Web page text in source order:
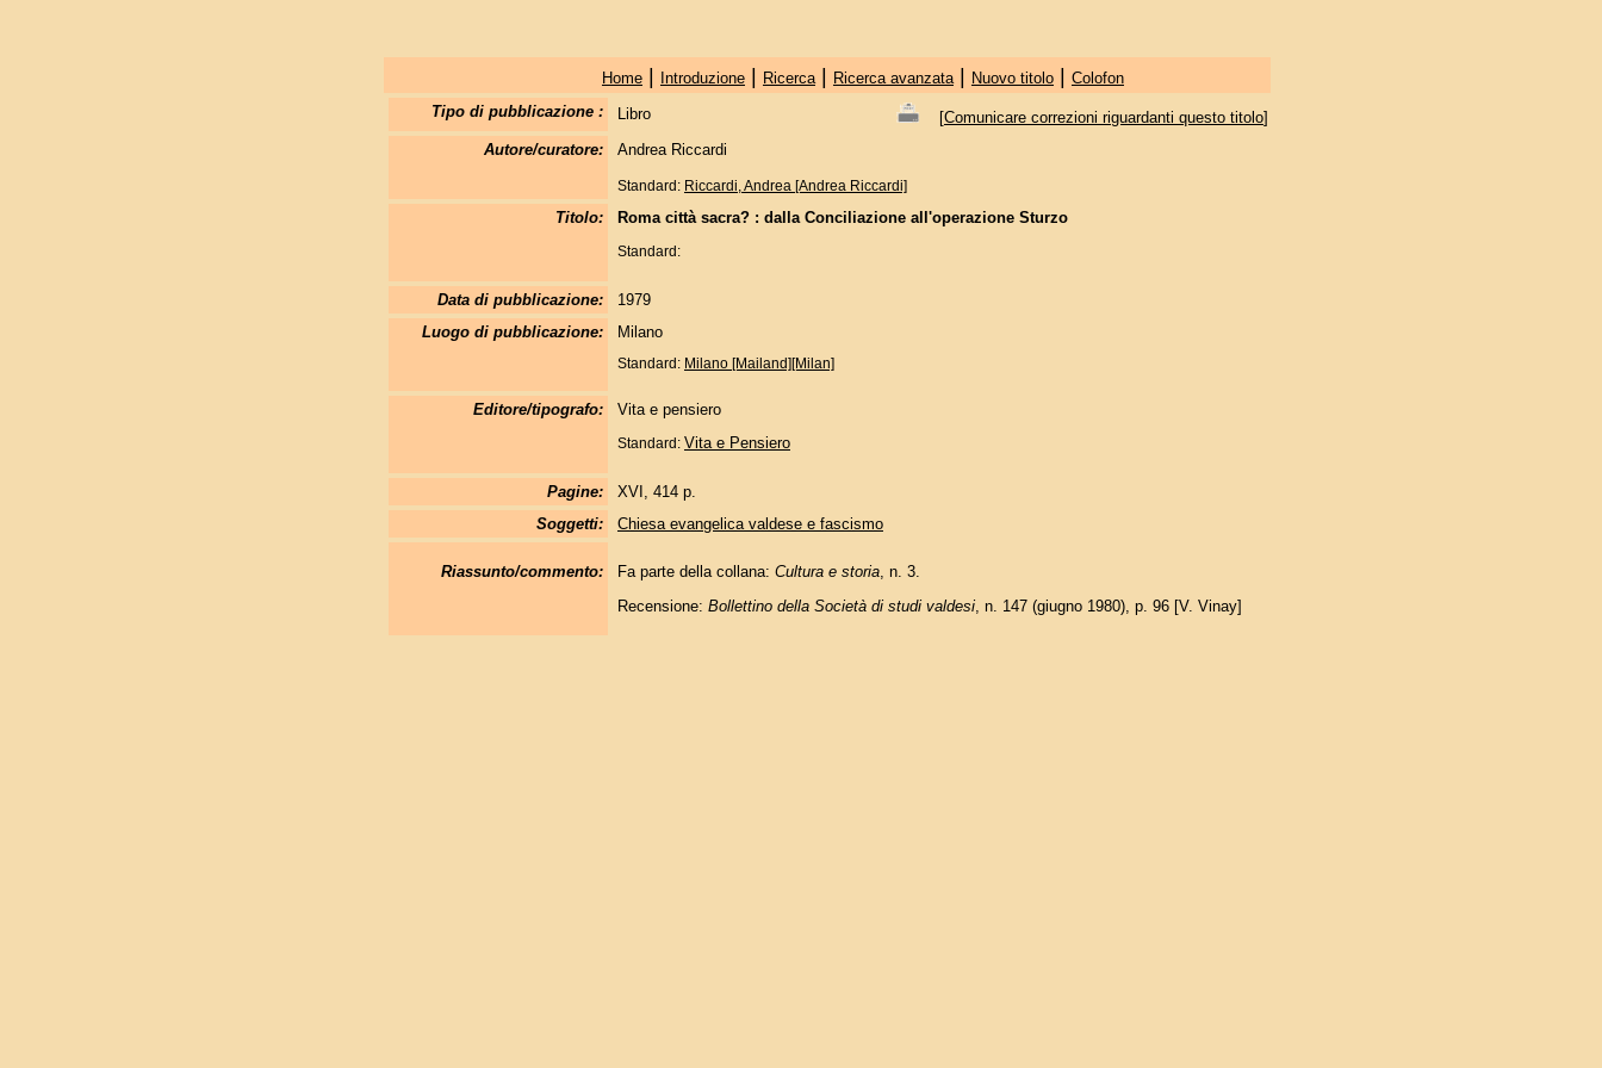
Home| Introduzione| Ricerca| Ricerca avanzata| Nuovo titolo| Colofon
Tipo di pubblicazione :
Libro [Comunicare correzioni riguardanti questo titolo]
Autore/curatore:
Andrea Riccardi
Standard: Riccardi, Andrea [Andrea Riccardi]
Titolo: Roma città sacra? : dalla Conciliazione all'operazione Sturzo
Standard:
Data di pubblicazione:
1979
Luogo di pubblicazione:
Milano
Standard: Milano [Mailand][Milan]
Editore/tipografo: Vita e pensiero
Standard: Vita e Pensiero
Pagine:
XVI, 414 p.
Soggetti:
Chiesa evangelica valdese e fascismo
Riassunto/commento: Fa parte della collana: Cultura e storia, n. 3.
Recensione: Bollettino della Società di studi valdesi, n. 147 (giugno 1980), p. 96 [V. Vinay]